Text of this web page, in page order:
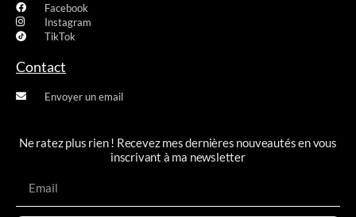
Facebook
Instagram
TikTok
Contact
Envoyer un email
Ne ratez plus rien ! Recevez mes dernières nouveautés en vous
inscrivant à ma newsletter